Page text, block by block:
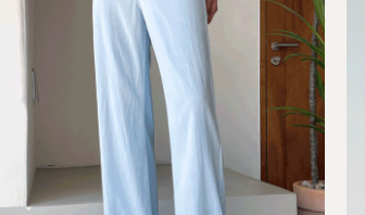
02
-5ºC 아이스 텐셀 파스텔 배기 데님